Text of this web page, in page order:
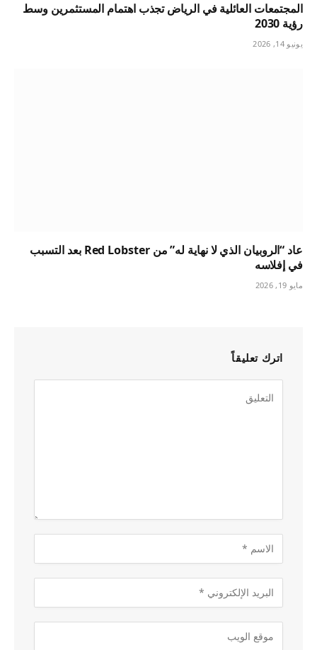
المجتمعات العائلية في الرياض تجذب اهتمام المستثمرين وسط
رؤية 2030
يونيو 14, 2026
عاد “الروبيان الذي لا نهاية له” من Red Lobster بعد التسبب
في إفلاسه
مايو 19, 2026
اترك تعليقاً